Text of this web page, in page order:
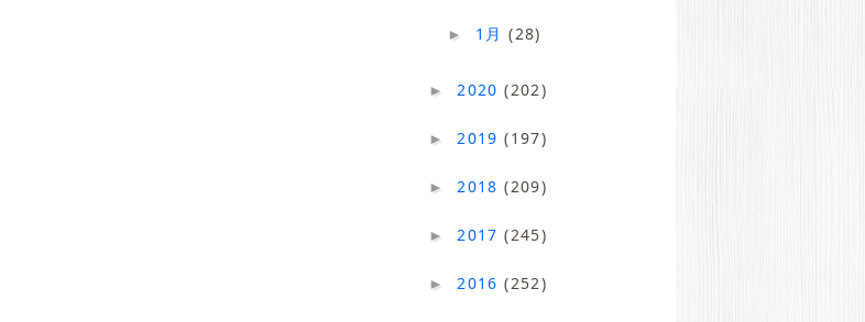
► 1月(28)
► 2020(202)
► 2019(197)
► 2018(209)
► 2017(245)
► 2016(252)